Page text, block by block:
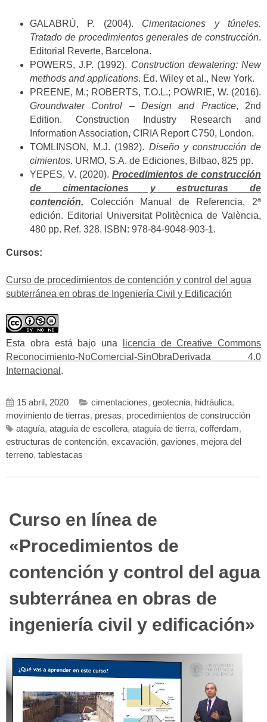
GALABRÚ, P. (2004). Cimentaciones y túneles.
Tratado de procedimientos generales de construcción.
Editorial Reverte, Barcelona.
POWERS, J.P. (1992). Construction dewatering: New
methods and applications. Ed. Wiley et al., New York.
PREENE, M.; ROBERTS, T.O.L.; POWRIE, W. (2016).
Groundwater Control – Design and Practice, 2nd
Edition. Construction Industry Research and
Information Association, CIRIA Report C750, London.
TOMLINSON, M.J. (1982). Diseño y construcción de
cimientos. URMO, S.A. de Ediciones, Bilbao, 825 pp.
YEPES, V. (2020). Procedimientos de construcción
de cimentaciones y estructuras de
contención. Colección Manual de Referencia, 2ª
edición. Editorial Universitat Politècnica de València,
480 pp. Ref. 328. ISBN: 978-84-9048-903-1.
Cursos:
Curso de procedimientos de contención y control del agua
subterránea en obras de Ingeniería Civil y Edificación
Esta obra está bajo una
licencia de Creative Commons
Reconocimiento-NoComercial-SinObraDerivada 4.0
Internacional .
15 abril, 2020 cimentaciones, geotecnia, hidráulica,
movimiento de tierras, presas, procedimientos de construcción
ataguía, ataguía de escollera, ataguía de tierra, cofferdam,
estructuras de contención, excavación, gaviones, mejora del
terreno, tablestacas
Curso en línea de
«Procedimientos de
contención y control del agua
subterránea en obras de
ingeniería civil y edificación»